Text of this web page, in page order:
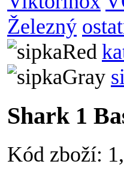
Železný
Shark 1
Kód zboží: